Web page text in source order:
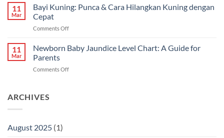
Islam
Susu:
Panduan
untuk
Menyusu
11
Mar
Bayi Kuning: Punca & Cara Hilangkan Kuning dengan
Cepat
Comments Offon
Kuning:
Punca
Cara
11
Mar
Newborn Baby Jaundice Level Chart: A Guide for
Parents
Comments Offon
ARCHIVES
August 2025 (1)